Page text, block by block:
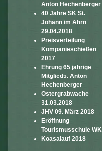
Anton Hechenberger
40 Jahre SK St.
Johann im Ahrn
29.04.2018
Preisverteilung
Kompanieschießen
2017
Ehrung 65 jährige
Mitglieds. Anton
Hechenberger
Ostergrabwache
31.03.2018
JHV 09. März 2018
Eröffnung
Tourismusschule WK
Koasalauf 2018